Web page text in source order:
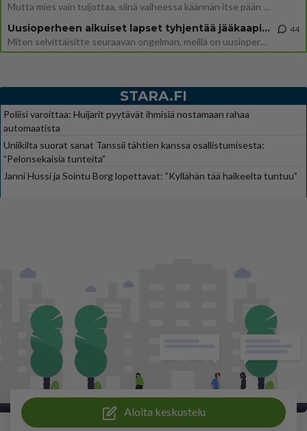
Mutta mies vain tuijottaa, siinä vaiheessa käännän itse pään pois. Mikä juttu? Yleensä jos joku tuijottaa tai katsoo, hä
Uusioperheen aikuiset lapset tyhjentää jääkaapin käydessään
Miten selvittäisitte seuraavan ongelman, meillä on uusioperhe, minulla teini-ikäiset lapset ja puolisolla aikuiset, jotk
44
STARA.FI
Poliisi varoittaa: Huijarit pyytävät ihmisiä nostamaan rahaa
automaatista
Uniikilta suorat sanat Tanssii tähtien kanssa osallistumisesta:
”Pelonsekaisia tunteita”
Janni Hussi ja Sointu Borg lopettavat: ”Kyllähän tää haikeelta tuntuu”
Aloita keskustelu